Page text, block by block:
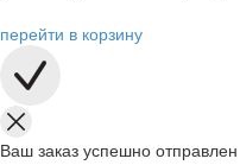
перейти в корзину
Ваш заказ успешно отправлен